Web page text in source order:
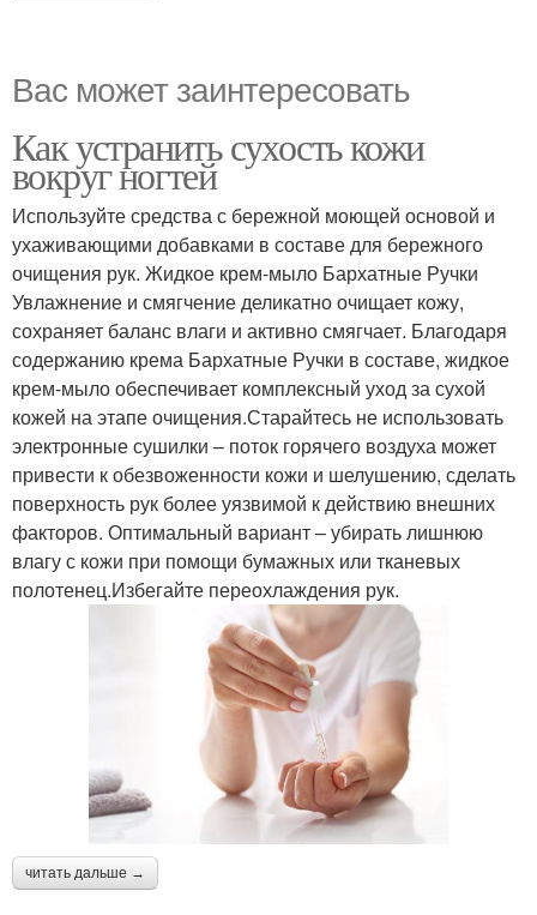
Вас может заинтересовать
Как устранить сухость кожи
вокруг ногтей
Используйте средства с бережной моющей основой и
ухаживающими добавками в составе для бережного
очищения рук. Жидкое крем-мыло Бархатные Ручки
Увлажнение и смягчение деликатно очищает кожу,
сохраняет баланс влаги и активно смягчает. Благодаря
содержанию крема Бархатные Ручки в составе, жидкое
крем-мыло обеспечивает комплексный уход за сухой
кожей на этапе очищения.Старайтесь не использовать
электронные сушилки – поток горячего воздуха может
привести к обезвоженности кожи и шелушению, сделать
поверхность рук более уязвимой к действию внешних
факторов. Оптимальный вариант – убирать лишнюю
влагу с кожи при помощи бумажных или тканевых
полотенец.Избегайте переохлаждения рук.
читать дальше →